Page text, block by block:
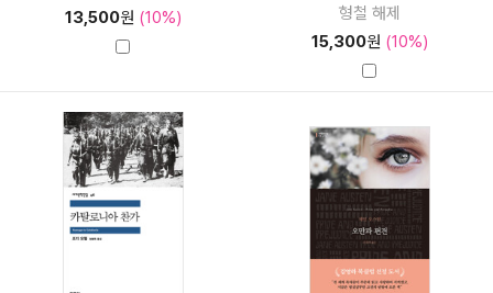
13,500원 (10%)
형철 해제
15,300원 (10%)